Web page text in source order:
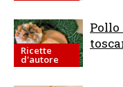
Ricette
d'autore